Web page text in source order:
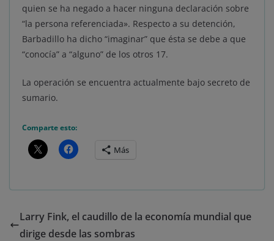
quien se ha negado a hacer ninguna declaración sobre
“la persona referenciada». Respecto a su detención,
Barbadillo ha dicho “imaginar” que ésta se debe a que
“conocía” a “alguno” de los otros 17.
La operación se encuentra actualmente bajo secreto de
sumario.
Comparte esto:
Más
Larry Fink, el caudillo de la economía mundial que
dirige desde las sombras